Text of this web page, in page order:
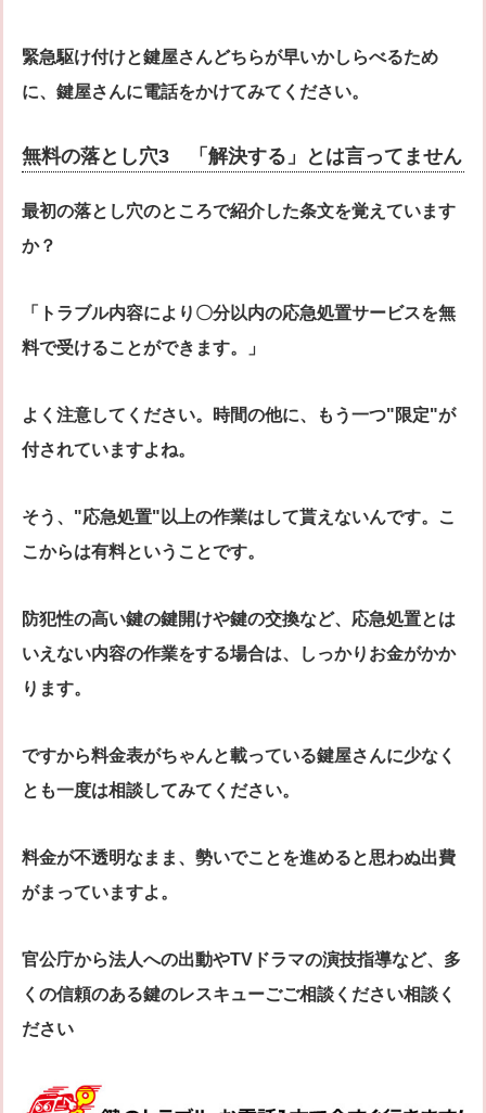
緊急駆け付けと鍵屋さんどちらが早いかしらべるため
に、鍵屋さんに電話をかけてみてください。
無料の落とし穴3 「解決する」とは言ってません
最初の落とし穴のところで紹介した条文を覚えています
か？
「トラブル内容により〇分以内の応急処置サービスを無
料で受けることができます。」
よく注意してください。時間の他に、もう一つ"限定"が
付されていますよね。
そう、"応急処置"以上の作業はして貰えないんです。こ
こからは有料ということです。
防犯性の高い鍵の鍵開けや鍵の交換など、応急処置とは
いえない内容の作業をする場合は、しっかりお金がかか
ります。
ですから料金表がちゃんと載っている鍵屋さんに少なく
とも一度は相談してみてください。
料金が不透明なまま、勢いでことを進めると思わぬ出費
がまっていますよ。
官公庁から法人への出動やTVドラマの演技指導など、多
くの信頼のある鍵のレスキューごご相談ください相談く
ださい